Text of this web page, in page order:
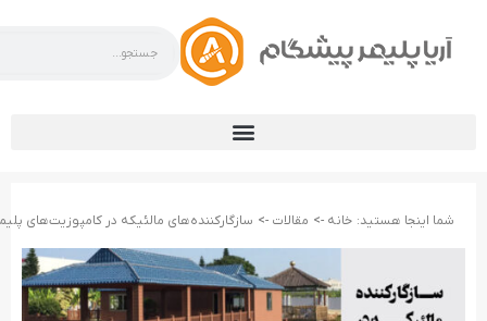
شما اینجا هستید: خانه -> مقالات -> سازگارکننده‌های مالئیکه در کامپوزیت‌های